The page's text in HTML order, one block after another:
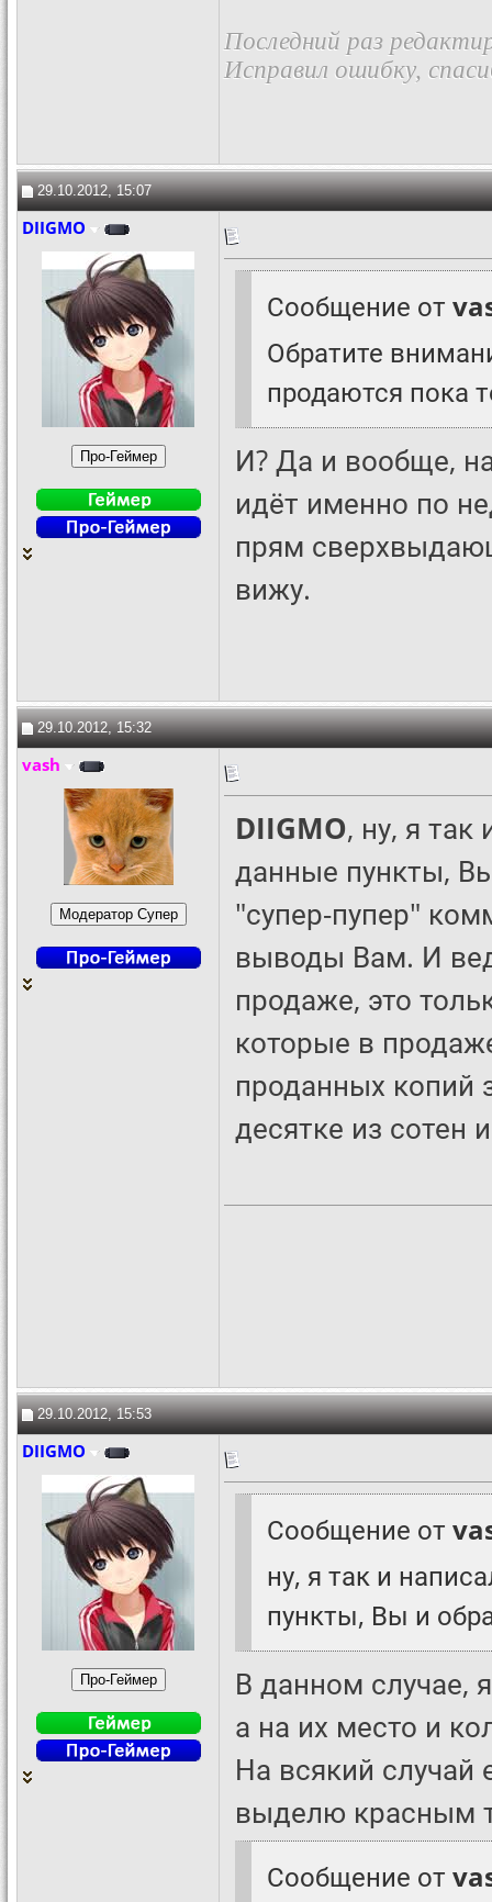
Последний раз
Исправил ошибку,
29.10.2012, 15:07
DIIGMO
Сообщение от
Обратите
продаются пока
И? Да и вообще,
идёт именно по
прям
вижу.
29.10.2012, 15:32
vash
DIIGMO, ну, я так
данные пункты,
"супер-пупер"
выводы Вам. И
продаже, это
которые в
проданных копий
десятке из сотен
29.10.2012, 15:53
DIIGMO
Сообщение от
ну, я так и
пункты, Вы и
В данном случае,
а на их место и
На всякий случай
выделю красным
Сообщение от